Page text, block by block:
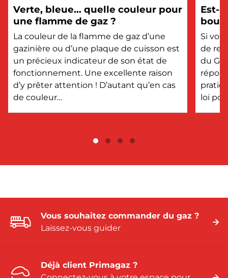
Verte, bleue… quelle couleur pour
une flamme de gaz ?
La couleur de la flamme de gaz d’une
gazinière ou d’une plaque de cuisson est
un précieux indicateur de son état de
fonctionnement. Une excellente raison
d’y prêter attention ! D’autant qu’en cas
de couleur…
Est-
?
Si
de
du
loi
Vous souhaitez commander du gaz ?
Laissez-vous guider
Déjà client Primagaz ?